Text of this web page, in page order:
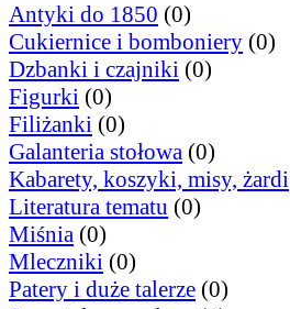
Antyki do 1850 (0)
Cukiernice i bomboniery (0)
Dzbanki i czajniki (0)
Figurki (0)
Filiżanki (0)
Galanteria stołowa (0)
Kabarety, koszyki, misy, żardi
Literatura tematu (0)
Miśnia (0)
Mleczniki (0)
Patery i duże talerze (0)